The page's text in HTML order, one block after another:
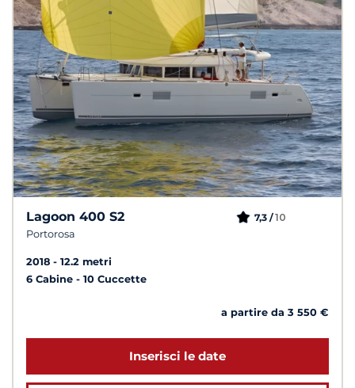
Lagoon 400 S2
Portorosa
7,3 /10
2018
12.2 metri
6 Cabine
10 Cuccette
a partire da 3 550 €
Inserisci le date